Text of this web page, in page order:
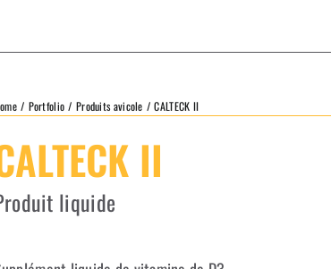
Portfolio Produits avicole CALTECK II
II
liquide